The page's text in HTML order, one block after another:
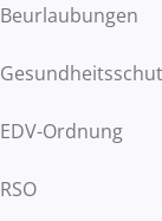
Beurlaubungen
EDV-Ordnung
RSO